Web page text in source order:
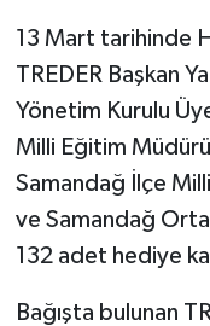
13 Mart tarihinde
TREDER Başkan
Yönetim Kurulu
Milli Eğitim
Samandağ İlçe
ve Samandağ
132 adet hediye
Bağışta bulunan